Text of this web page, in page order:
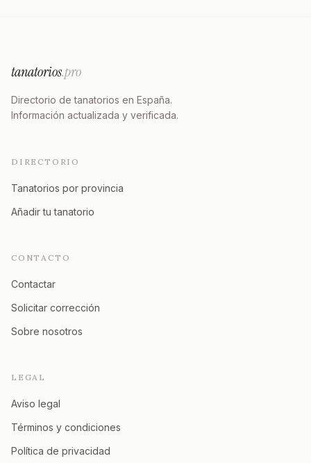
tanatorios.pro
Directorio de tanatorios en España.
Información actualizada y verificada.
DIRECTORIO
Tanatorios por provincia
Añadir tu tanatorio
CONTACTO
Contactar
Solicitar corrección
Sobre nosotros
LEGAL
Aviso legal
Términos y condiciones
Política de privacidad